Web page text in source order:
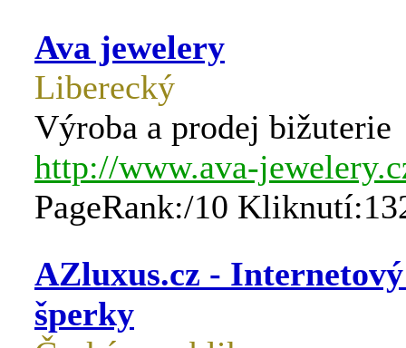
Ava jewelery
Liberecký
Výroba a prodej bižuterie
http://www.ava-
PageRank:/10
AZluxus.cz - Internetový
šperky